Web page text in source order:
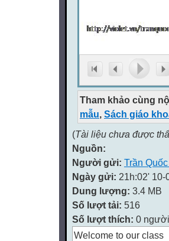
Tham khảo cùng
mẫu, Sách giáo
(Tài liệu chưa được
Nguồn:
Người gửi: Trần
Ngày gửi: 21h:02' 10-
Dung lượng: 3.4 MB
Số lượt tải: 516
Số lượt thích: 0 người
Welcome to our class